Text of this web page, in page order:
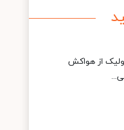
از هواکش